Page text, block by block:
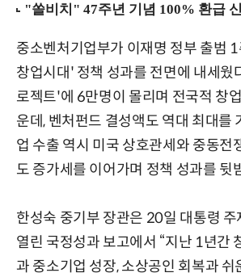
중소벤처기업부가 이재명 정부 출범
창업시대' 정책 성과를 전면에 내세웠
로젝트'에 6만명이 몰리며 전국적 창
운데, 벤처펀드 결성액도 역대 최대를
업 수출 역시 미국 상호관세와 중동전
도 증가세를 이어가며 정책 성과를 뒷
한성숙 중기부 장관은 20일 대통령 주
열린 국정성과 보고에서 “지난 1년간
과 중소기업 성장, 소상공인 회복과 쉬